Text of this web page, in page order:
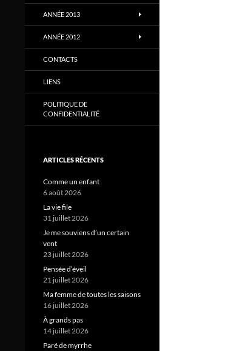
ANNÉE 2013
ANNÉE 2012
CONTACTS
LIENS
POLITIQUE DE
CONFIDENTIALITÉ
ARTICLES RÉCENTS
Comme un enfant
6 août 2026
La vie file
31 juillet 2026
Je me souviens d’un certain
vent
23 juillet 2026
Pensée d’éveil
21 juillet 2026
Ma femme de toutes les saisons
16 juillet 2026
À grands pas
14 juillet 2026
Paré de myrrhe